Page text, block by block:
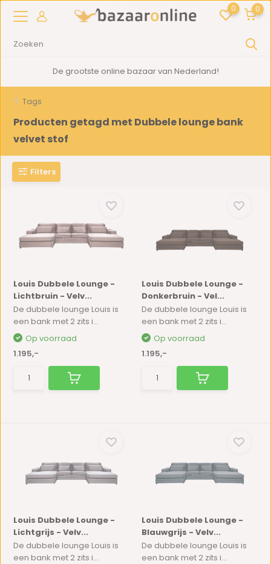
0 0
De grootste online bazaar van Nederland!
Tags
Producten getagd met Dubbele lounge bank
velvet stof
Filters
Louis Dubbele Lounge -
Lichtbruin - Velv...
De dubbele lounge Louis is
een bank met 2 zits i...
Op voorraad
1.195,-
Louis Dubbele Lounge -
Donkerbruin - Vel...
De dubbele lounge Louis is
een bank met 2 zits i...
Op voorraad
1.195,-
Louis Dubbele Lounge -
Lichtgrijs - Velv...
De dubbele lounge Louis is
een bank met 2 zits i...
Louis Dubbele Lounge -
Blauwgrijs - Velv...
De dubbele lounge Louis is
een bank met 2 zits i...